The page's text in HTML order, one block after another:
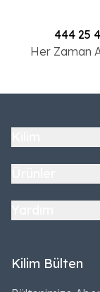
444 25
Her Zaman
Kilim Bülten